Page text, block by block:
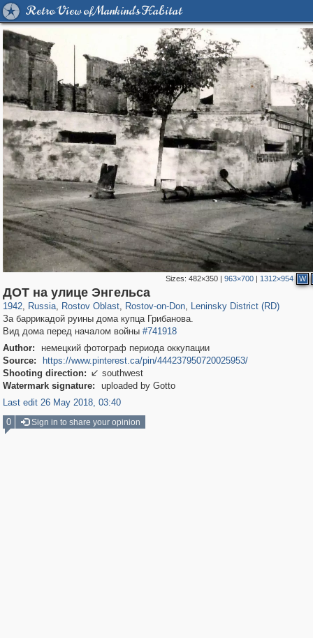
Retro View of Mankind's Habitat
Sizes:482×350 |963×700 | 1312×954 W
ДОТ на улице Энгельса
1942, Russia
1,406,871 29,248
, Rostov Oblast
31,027 475
, Rostov-on-Don
15,480 153
, Leninsky District (RD)
За баррикадой руины дома купца Грибанова.
Вид дома перед началом войны #741918
Author:
немецкий фотограф периода оккупации
Source:
https://www.pinterest.ca/pin/444237950720025953/
Shooting direction:  southwest
Watermark signature:
uploaded by Gotto
Last edit 26 May 2018, 03:40
0
Sign in to share your opinion